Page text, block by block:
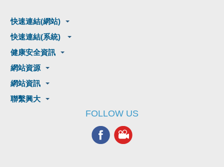
快速連結(網站)
快速連結(系統)
健康安全資訊
網站資源
網站資訊
聯繫興大
FOLLOW US